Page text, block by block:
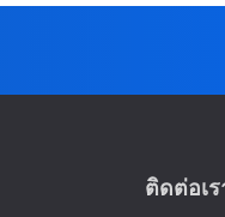
ติดต่อเร